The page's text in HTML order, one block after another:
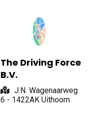
The Driving Force
B.V.
J.N. Wagenaarweg
6 - 1422AK Uithoorn